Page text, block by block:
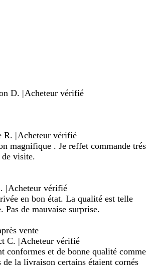
D. |Acheteur vérifié
R. |Acheteur vérifié
magnifique . Je reffet commande trés
visite.
|Acheteur vérifié
en bon état. La qualité est telle
Pas de mauvaise surprise.
vente
C. |Acheteur vérifié
conformes et de bonne qualité comme
la livraison certains étaient cornés